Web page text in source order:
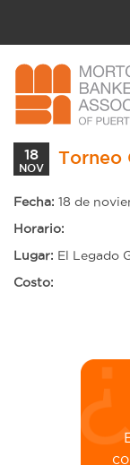
Torneo
18
NOV
Fecha: 18 de
Horario:
Lugar: El Legado
Costo: